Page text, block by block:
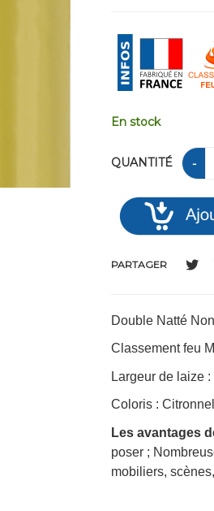
En stock
QUANTITÉ
PARTAGER
Double Natté
Classement feu
Largeur de laize
Coloris :
Les avantages
poser ;
mobiliers,